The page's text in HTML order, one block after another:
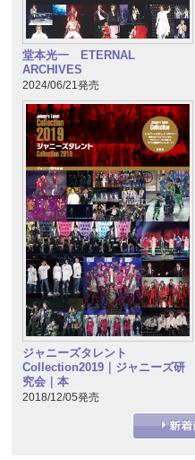
堂本光一 ETERNAL
ARCHIVES
2024/06/21発売
ジャニーズタレント
Collection2019｜ジャニーズ研
究会｜本
2018/12/05発売